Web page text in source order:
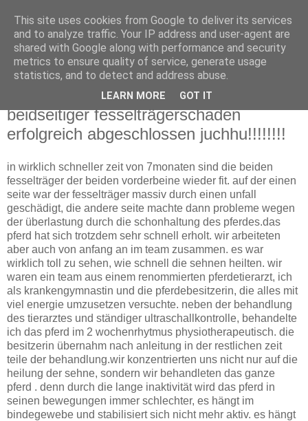
Tanja Dietrich
Physiotherapeutin für Pferde (FN)
Samstag, 8. November 2008
beidseitiger fesselträgerschaden
erfolgreich abgeschlossen juchhu!!!!!!!!
in wirklich schneller zeit von 7monaten sind die beiden
fesselträger der beiden vorderbeine wieder fit. auf der einen
seite war der fesselträger massiv durch einen unfall
geschädigt, die andere seite machte dann probleme wegen
der überlastung durch die schonhaltung des pferdes.das
pferd hat sich trotzdem sehr schnell erholt. wir arbeiteten
aber auch von anfang an im team zusammen. es war
wirklich toll zu sehen, wie schnell die sehnen heilten. wir
waren ein team aus einem renommierten pferdetierarzt, ich
als krankengymnastin und die pferdebesitzerin, die alles mit
viel energie umzusetzen versuchte. neben der behandlung
des tierarztes und ständiger ultraschallkontrolle, behandelte
ich das pferd im 2 wochenrhytmus physiotherapeutisch. die
besitzerin übernahm nach anleitung in der restlichen zeit
teile der behandlung.wir konzentrierten uns nicht nur auf die
heilung der sehne, sondern wir behandleten das ganze
pferd . denn durch die lange inaktivität wird das pferd in
seinen bewegungen immer schlechter, es hängt im
bindegewebe und stabilisiert sich nicht mehr aktiv. es hängt
This site uses cookies from Google to deliver its services
and to analyze traffic. Your IP address and user-agent are
shared with Google along with performance and security
metrics to ensure quality of service, generate usage
statistics, and to detect and address abuse.
LEARN MORE GOT IT